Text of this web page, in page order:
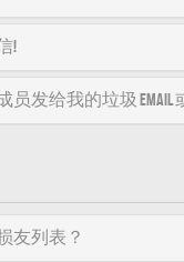
!
发给我的垃圾 email
友列表？